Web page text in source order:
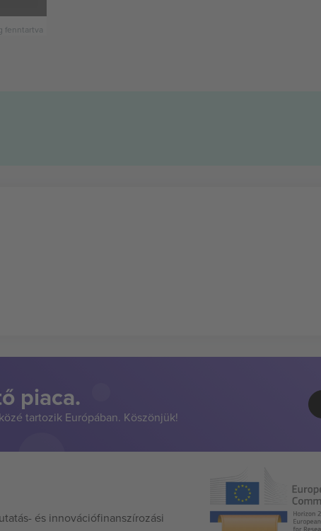
fenntartva
piaca.
tartozik Európában. Köszönjük!
és innovációfinanszírozási